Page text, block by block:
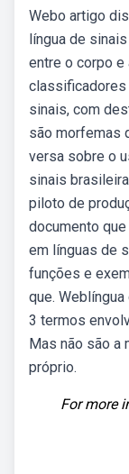
Webo artigo
língua de
entre o corpo e
classificadores
sinais, com
são morfemas
versa sobre o
sinais
piloto de
documento
em línguas de
funções e
que.
3 termos
Mas não são a
próprio.
For more